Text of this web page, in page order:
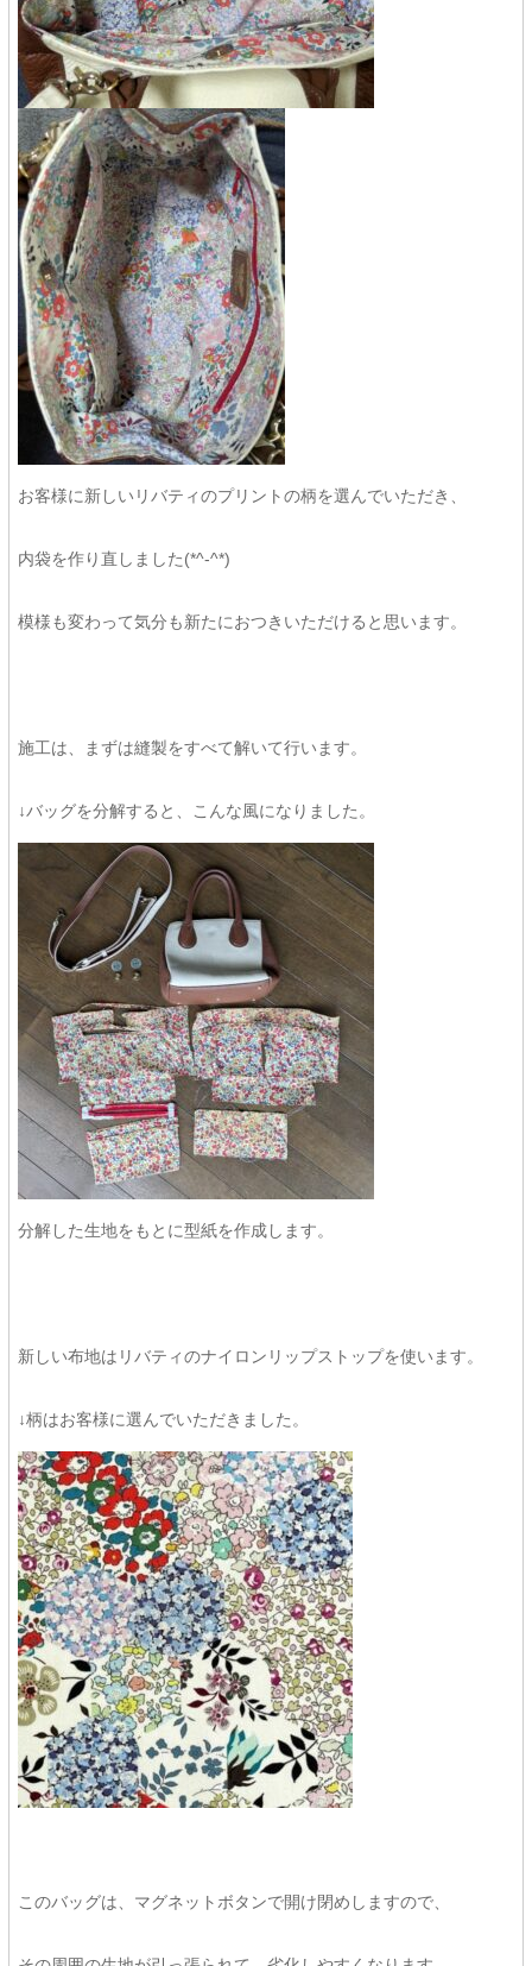
お客様に新しいリバティのプリントの柄を選んでいただき、
内袋を作り直しました(*^-^*)
模様も変わって気分も新たにおつきいただけると思います。
施工は、まずは縫製をすべて解いて行います。
↓バッグを分解すると、こんな風になりました。
分解した生地をもとに型紙を作成します。
新しい布地はリバティのナイロンリップストップを使います。
↓柄はお客様に選んでいただきました。
このバッグは、マグネットボタンで開け閉めしますので、